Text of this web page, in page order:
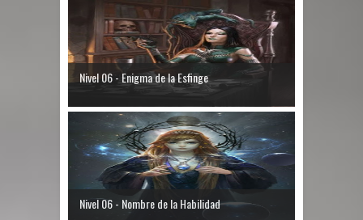
Nivel 06 - Enigma de la Esfinge
Nivel 06 - Nombre de la Habilidad